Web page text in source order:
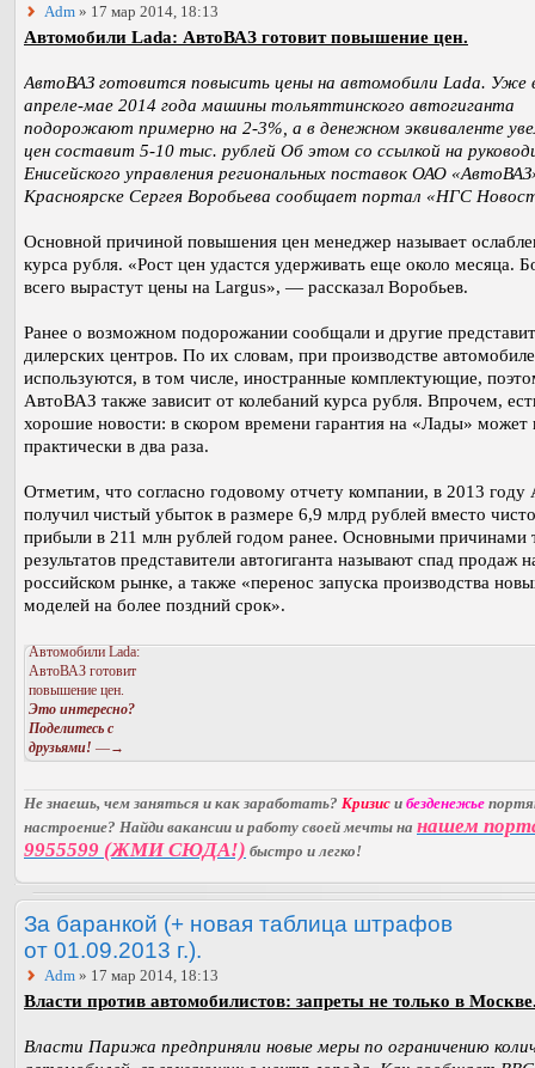
Adm » 17 мар 2014, 18:13
Автомобили Lada: АвтоВАЗ готовит повышение цен.
АвтоВАЗ готовится повысить цены на автомобили Lada. Уже
апреле-мае 2014 года машины тольяттинского автогиганта
подорожают примерно на 2-3%, а в денежном эквиваленте
цен составит 5-10 тыс. рублей Об этом со ссылкой на
Енисейского управления региональных поставок ОАО
Красноярске Сергея Воробьева сообщает портал «НГС
Основной причиной повышения цен менеджер называет
курса рубля. «Рост цен удастся удерживать еще около месяца.
всего вырастут цены на Largus», — рассказал Воробьев.
Ранее о возможном подорожании сообщали и другие
дилерских центров. По их словам, при производстве
используются, в том числе, иностранные комплектующие,
АвтоВАЗ также зависит от колебаний курса рубля. Впрочем,
хорошие новости: в скором времени гарантия на «Лады» может
практически в два раза.
Отметим, что согласно годовому отчету компании, в 2013
получил чистый убыток в размере 6,9 млрд рублей вместо
прибыли в 211 млн рублей годом ранее. Основными причинами
результатов представители автогиганта называют спад продаж
российском рынке, а также «перенос запуска производства
моделей на более поздний срок».
Автомобили Lada:
АвтоВАЗ готовит
повышение цен.
Это интересно?
Поделитесь с
друзьями! —→
Не знаешь, чем заняться и как заработать? Кризис и безденежье
настроение? Найди вакансии и работу своей мечты на нашем
9955599 (ЖМИ СЮДА!) быстро и легко!
За баранкой (+ новая таблица штрафов
от 01.09.2013 г.).
Adm » 17 мар 2014, 18:13
Власти против автомобилистов: запреты не только в
Власти Парижа предприняли новые меры по ограничению